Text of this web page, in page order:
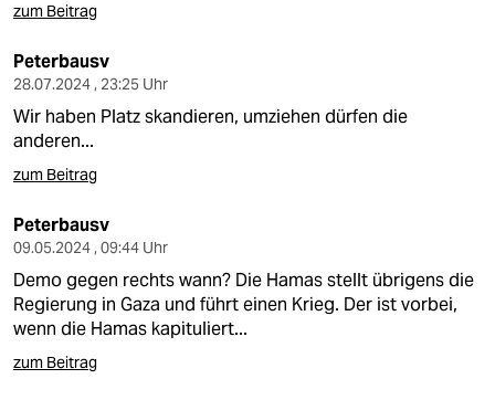
zum Beitrag
Peterbausv
28.07.2024 , 23:25 Uhr
Wir haben Platz skandieren, umziehen dürfen die
anderen...
zum Beitrag
Peterbausv
09.05.2024 , 09:44 Uhr
Demo gegen rechts wann? Die Hamas stellt übrigens die
Regierung in Gaza und führt einen Krieg. Der ist vorbei,
wenn die Hamas kapituliert...
zum Beitrag